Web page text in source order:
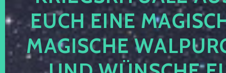
EUCH EINE
MAGISCHE